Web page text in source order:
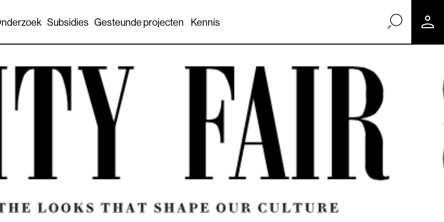
Subsidies Gesteunde projecten Kennis